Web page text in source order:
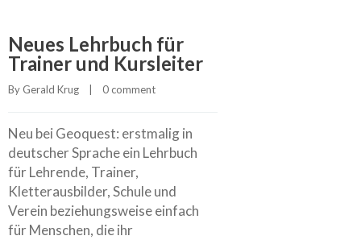
Neues Lehrbuch für
Trainer und Kursleiter
By Gerald Krug 0 comment
Neu bei Geoquest: erstmalig in
deutscher Sprache ein Lehrbuch
für Lehrende, Trainer,
Kletterausbilder, Schule und
Verein beziehungsweise einfach
für Menschen, die ihr